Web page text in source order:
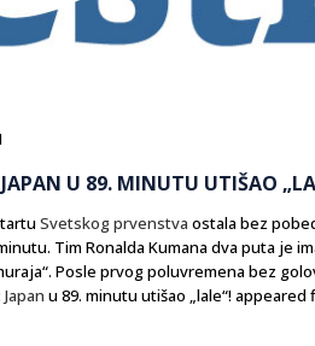
U 89. MINUTU UTIŠAO
Svetskog prvenstva ostala bez
Tim Ronalda Kumana dva puta je
Posle prvog poluvremena bez
Japan u 89. minutu utišao „lale“!